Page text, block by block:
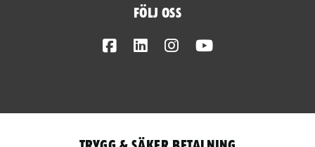
Följ oss
FacebookLinkedInInstagram